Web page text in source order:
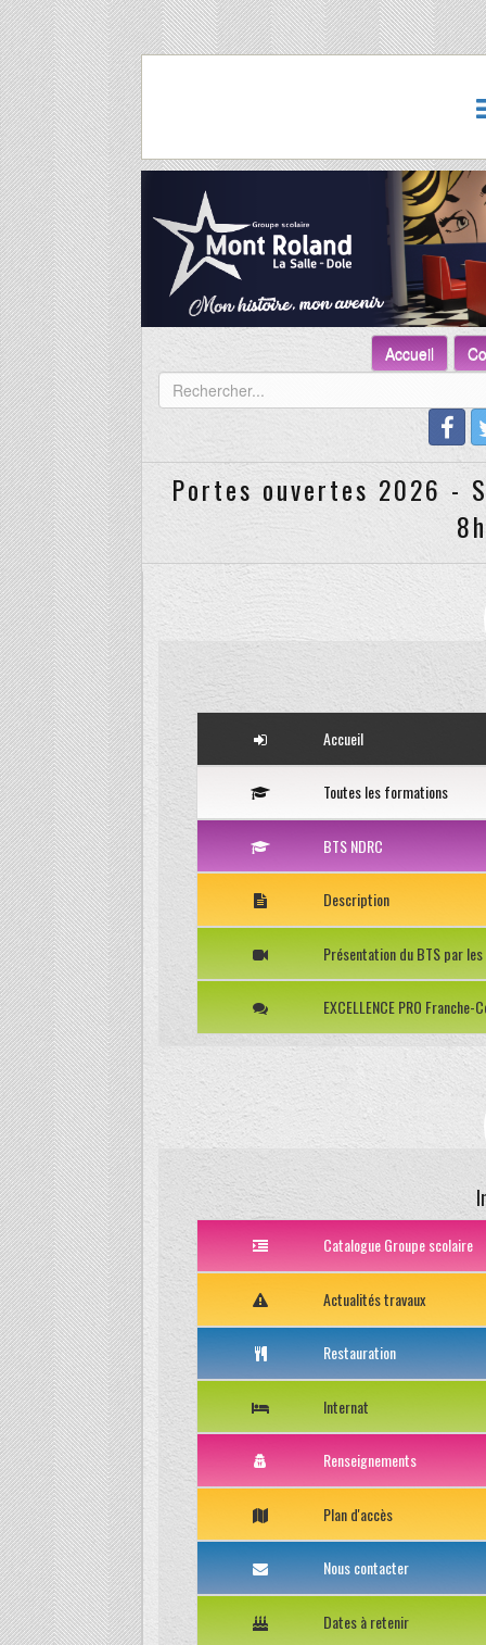
Accueil
Portes ouvertes 2026 -
Accueil
Toutes les formations
BTS NDRC
Description
Présentation du BTS par les
EXCELLENCE PRO Franche-
Catalogue Groupe scolaire
Actualités travaux
Restauration
Internat
Renseignements
Plan d'accès
Nous contacter
Dates à retenir